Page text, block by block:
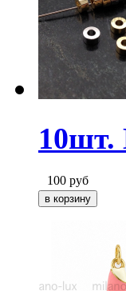
10шт.
100 руб